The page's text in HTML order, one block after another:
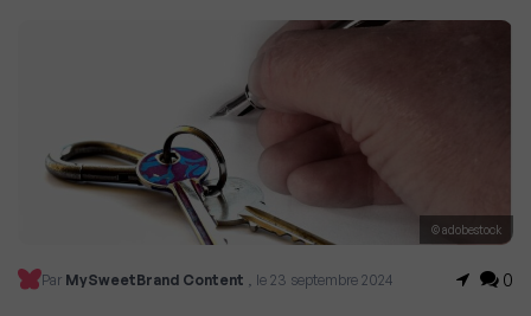
© adobestock
Par MySweetBrand Content , le 23 septembre 2024 0